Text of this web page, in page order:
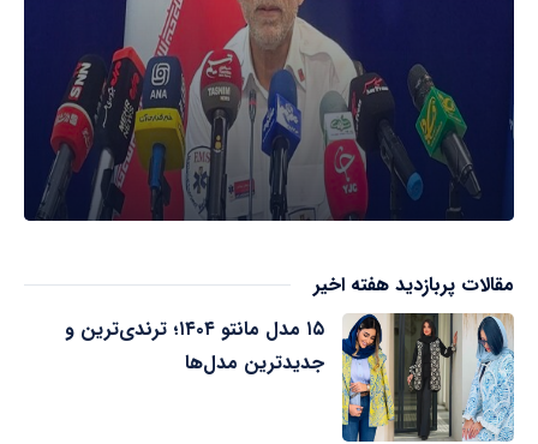
مقالات پربازدید هفته اخیر
۱۵ مدل مانتو ۱۴۰۴؛ ترندی‌ترین و
جدیدترین مدل‌ها